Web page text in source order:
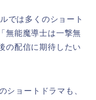
では多くのショート
無能魔導士は一撃無
の配信に期待したい
ショートドラマも、